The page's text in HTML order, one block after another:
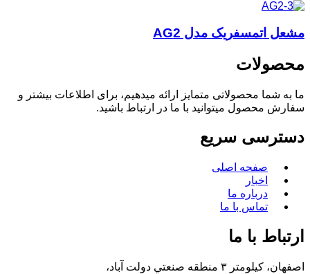
مشعل اتمسفریک مدل AG2
محصولات
ما به شما محصولاتی متمایز ارائه میدهیم، برای اطلاعات بیشتر و
سفارش محصول میتوانید با ما در ارتباط باشید.
دسترسی سریع
صفحه اصلی
اخبار
درباره ما
تماس با ما
ارتباط با ما
اصفهان، کيلومتر ۳ منطقه صنعتي دولت آباد،